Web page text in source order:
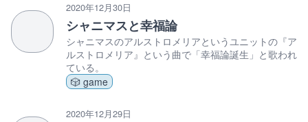
2020年12月30日
シャニマスと幸福論
シャニマスのアルストロメリアというユニットの『ア
ルストロメリア』という曲で「幸福論誕生」と歌われ
ている。
🎲 game
2020年12月29日